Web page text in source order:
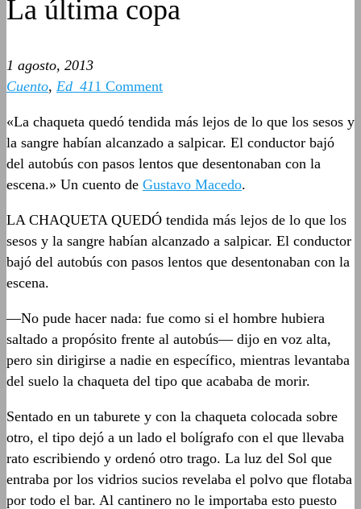
La última copa
1 agosto, 2013
Cuento, Ed_411 Comment
«La chaqueta quedó tendida más lejos de lo que los sesos y
la sangre habían alcanzado a salpicar. El conductor bajó
del autobús con pasos lentos que desentonaban con la
escena.» Un cuento de Gustavo Macedo.
LA CHAQUETA QUEDÓ tendida más lejos de lo que los
sesos y la sangre habían alcanzado a salpicar. El conductor
bajó del autobús con pasos lentos que desentonaban con la
escena.
—No pude hacer nada: fue como si el hombre hubiera
saltado a propósito frente al autobús— dijo en voz alta,
pero sin dirigirse a nadie en específico, mientras levantaba
del suelo la chaqueta del tipo que acababa de morir.
Sentado en un taburete y con la chaqueta colocada sobre
otro, el tipo dejó a un lado el bolígrafo con el que llevaba
rato escribiendo y ordenó otro trago. La luz del Sol que
entraba por los vidrios sucios revelaba el polvo que flotaba
por todo el bar. Al cantinero no le importaba esto puesto